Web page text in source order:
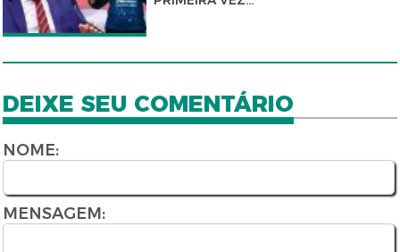
DEIXE SEU COMENTÁRIO
NOME:
MENSAGEM: